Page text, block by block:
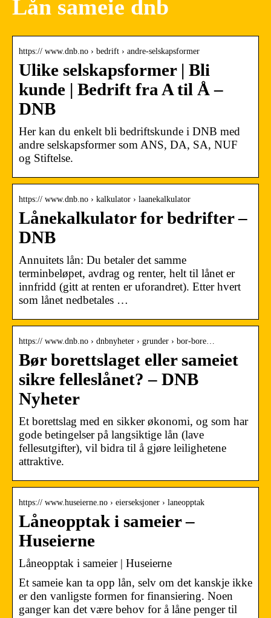
Lån sameie dnb
https:// www.dnb.no › bedrift › andre-selskapsformer
Ulike selskapsformer | Bli
kunde | Bedrift fra A til Å –
DNB
Her kan du enkelt bli bedriftskunde i DNB med
andre selskapsformer som ANS, DA, SA, NUF
og Stiftelse.
https:// www.dnb.no › kalkulator › laanekalkulator
Lånekalkulator for bedrifter –
DNB
Annuitets lån: Du betaler det samme
terminbeløpet, avdrag og renter, helt til lånet er
innfridd (gitt at renten er uforandret). Etter hvert
som lånet nedbetales …
https:// www.dnb.no › dnbnyheter › grunder › bor-bore…
Bør borettslaget eller sameiet
sikre felleslånet? – DNB
Nyheter
Et borettslag med en sikker økonomi, og som har
gode betingelser på langsiktige lån (lave
fellesutgifter), vil bidra til å gjøre leilighetene
attraktive.
https:// www.huseierne.no › eierseksjoner › laneopptak
Låneopptak i sameier –
Huseierne
Låneopptak i sameier | Huseierne
Et sameie kan ta opp lån, selv om det kanskje ikke
er den vanligste formen for finansiering. Noen
ganger kan det være behov for å låne penger til